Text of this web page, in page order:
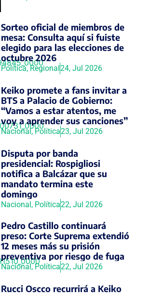
Sorteo oficial de miembros de
mesa: Consulta aquí si fuiste
elegido para las elecciones de
octubre 2026
Política, Regional24, Jul 2026
Keiko promete a fans invitar a
BTS a Palacio de Gobierno:
“Vamos a estar atentos, me
voy a aprender sus canciones”
Nacional, Política23, Jul 2026
Disputa por banda
presidencial: Rospigliosi
notifica a Balcázar que su
mandato termina este
domingo
Nacional, Política22, Jul 2026
Pedro Castillo continuará
preso: Corte Suprema extendió
12 meses más su prisión
preventiva por riesgo de fuga
Nacional,Política22, Jul 2026
Rucci Oscco recurrirá a Keiko